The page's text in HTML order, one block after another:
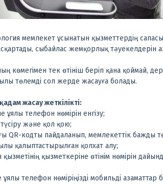
мемлекет ұсынатын қызметтердің
сыбайлас жемқорлық тәуекелдерін
көмегімен тек өтініш беріп қана қоймай,
төлемді сол жерде жасауға болады.
жасау жеткілікті:
ұялы телефон нөмірін енгізу;
және қол қою;
QR-кодты пайдаланып, мемлекеттік бажды
қалыптастырылған қолхат алу;
қызметкеріне өтінім нөмірін
телефон нөміріңізді мобильді азаматтар